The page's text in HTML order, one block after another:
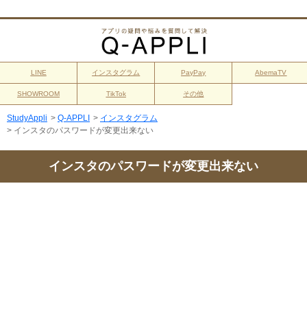
LINE インスタグラム PayPay AbemaTV
SHOWROOM TikTok その他
StudyAppli > Q-APPLI > インスタグラム
> インスタのパスワードが変更出来ない
インスタのパスワードが変更出来ない